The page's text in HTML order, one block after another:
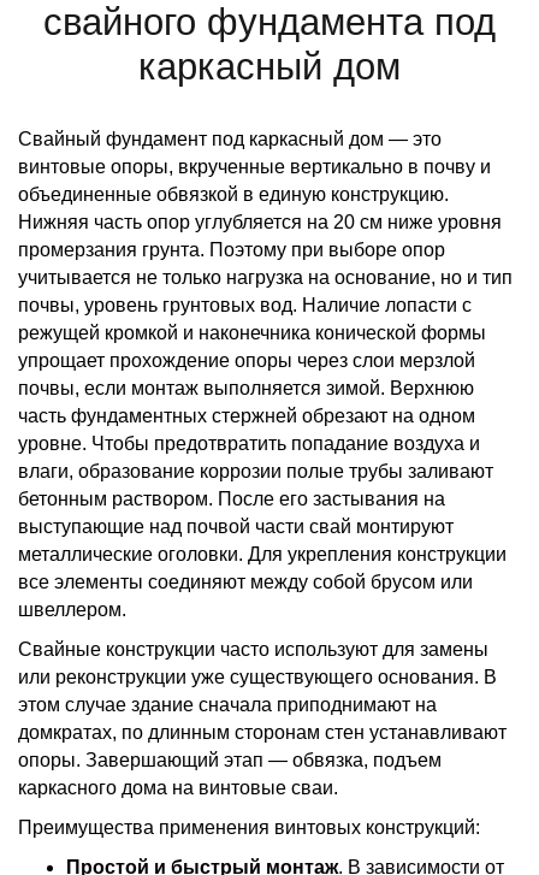
свайного фундамента под
каркасный дом
Свайный фундамент под каркасный дом — это
винтовые опоры, вкрученные вертикально в почву и
объединенные обвязкой в единую конструкцию.
Нижняя часть опор углубляется на 20 см ниже уровня
промерзания грунта. Поэтому при выборе опор
учитывается не только нагрузка на основание, но и тип
почвы, уровень грунтовых вод. Наличие лопасти с
режущей кромкой и наконечника конической формы
упрощает прохождение опоры через слои мерзлой
почвы, если монтаж выполняется зимой. Верхнюю
часть фундаментных стержней обрезают на одном
уровне. Чтобы предотвратить попадание воздуха и
влаги, образование коррозии полые трубы заливают
бетонным раствором. После его застывания на
выступающие над почвой части свай монтируют
металлические оголовки. Для укрепления конструкции
все элементы соединяют между собой брусом или
швеллером.
Свайные конструкции часто используют для замены
или реконструкции уже существующего основания. В
этом случае здание сначала приподнимают на
домкратах, по длинным сторонам стен устанавливают
опоры. Завершающий этап — обвязка, подъем
каркасного дома на винтовые сваи.
Преимущества применения винтовых конструкций:
Простой и быстрый монтаж. В зависимости от